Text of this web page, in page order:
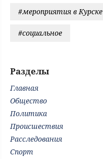
#мероприятия в Курске
#социальное
Разделы
Главная
Общество
Политика
Происшествия
Расследования
Спорт